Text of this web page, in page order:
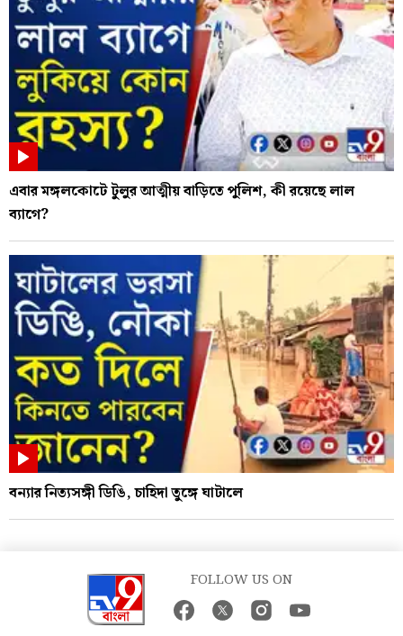
এবার মঙ্গলকোটে টুলুর আত্মীয় বাড়িতে পুলিশ, কী রয়েছে লাল
ব্যাগে?
বন্যার নিত্যসঙ্গী ডিঙি, চাহিদা তুঙ্গে ঘাটালে
FOLLOW US ON